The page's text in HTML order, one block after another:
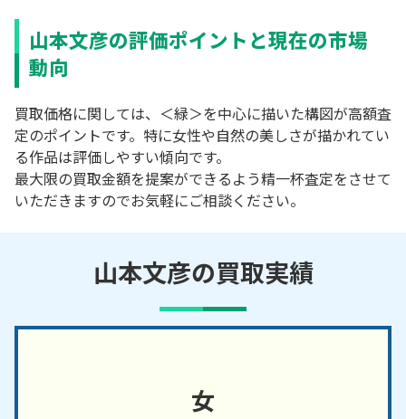
山本文彦の評価ポイントと現在の市場
動向
買取価格に関しては、＜緑＞を中心に描いた構図が高額査
定のポイントです。特に女性や自然の美しさが描かれてい
る作品は評価しやすい傾向です。
最大限の買取金額を提案ができるよう精一杯査定をさせて
いただきますのでお気軽にご相談ください。
山本文彦の買取実績
女